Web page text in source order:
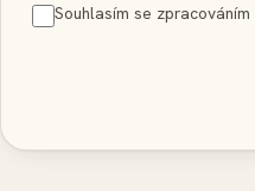
Souhlasím se zpracováním